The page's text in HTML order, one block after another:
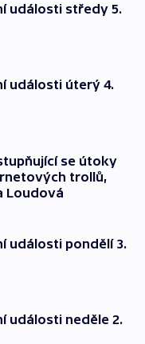
události středy 5.
události úterý 4.
se útoky
trollů,
Loudová
události pondělí 3.
události neděle 2.